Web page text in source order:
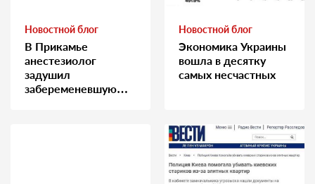
Новостной блог
В Прикамье
анестезиолог
задушил
забеременевшую
Новостной блог
Экономика Украины
вошла в десятку
самых несчастных